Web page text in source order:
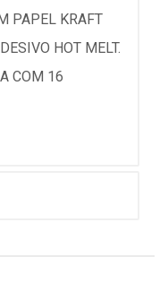
PAPEL KRAFT
HOT MELT.
COM 16